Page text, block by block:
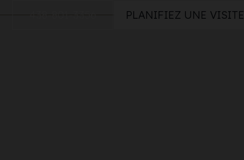
PLANIFIEZ UNE VISITE